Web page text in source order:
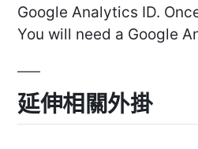
Google Analytics ID.
You will need a Google
延伸相關外掛